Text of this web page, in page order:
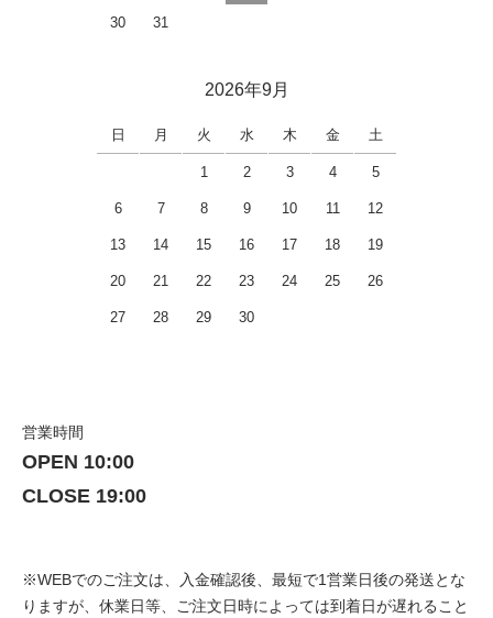
30 31
2026年9月
日 月 火 水 木 金 土
1 2 3 4 5
6 7 8 9 10 11 12
13 14 15 16 17 18 19
20 21 22 23 24 25 26
27 28 29 30
営業時間
OPEN 10:00
CLOSE 19:00
※WEBでのご注文は、入金確認後、最短で1営業日後の発送とな
りますが、休業日等、ご注文日時によっては到着日が遅れること